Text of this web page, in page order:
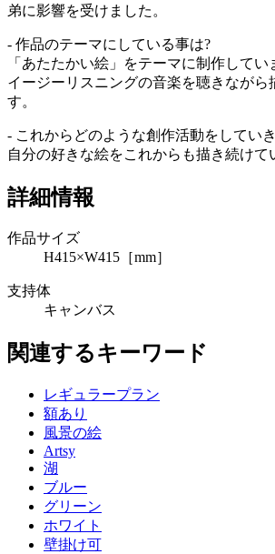
弟に影響を受けました。
- 作品のテーマにしている事は?
「あたたかい絵」をテーマに制作してい
イージーリスニングの音楽を聴きながら
す。
- これからどのような創作活動をしてい
自分の好きな絵をこれからも描き続けて
詳細情報
作品サイズ
H415×W415［mm］
支持体
キャンバス
関連するキーワード
レギュラープラン
額あり
風景の絵
Artsy
湖
ブルー
グリーン
ホワイト
壁掛け可